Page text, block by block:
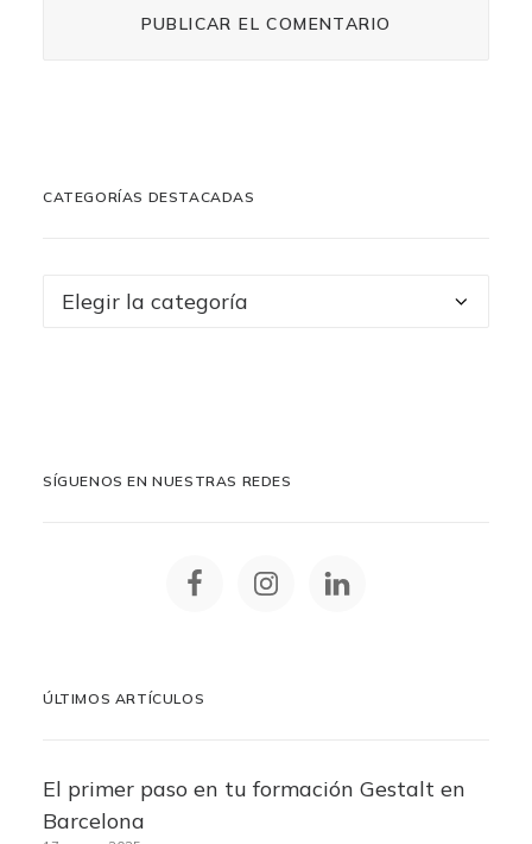
CATEGORÍAS DESTACADAS
Categorías
SÍGUENOS EN NUESTRAS REDES
ÚLTIMOS ARTÍCULOS
El primer paso en tu formación Gestalt en
Barcelona